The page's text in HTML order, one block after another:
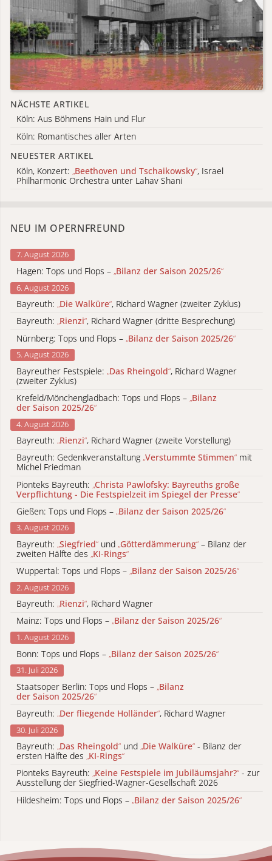
NÄCHSTE ARTIKEL
Köln: Aus Böhmens Hain und Flur
Köln: Romantisches aller Arten
NEUESTER ARTIKEL
Köln, Konzert: „Beethoven und Tschaikowsky“, Israel
Philharmonic Orchestra unter Lahav Shani
NEU IM OPERNFREUND
7. August 2026
Hagen: Tops und Flops – „Bilanz der Saison 2025/26“
6. August 2026
Bayreuth: „Die Walküre“, Richard Wagner (zweiter Zyklus)
Bayreuth: „Rienzi“, Richard Wagner (dritte Besprechung)
Nürnberg: Tops und Flops – „Bilanz der Saison 2025/26“
5. August 2026
Bayreuther Festspiele: „Das Rheingold“, Richard Wagner
(zweiter Zyklus)
Krefeld/Mönchengladbach: Tops und Flops – „Bilanz
der Saison 2025/26“
4. August 2026
Bayreuth: „Rienzi“, Richard Wagner (zweite Vorstellung)
Bayreuth: Gedenkveranstaltung „Verstummte Stimmen“ mit
Michel Friedman
Pionteks Bayreuth: „Christa Pawlofsky: Bayreuths große
Verpflichtung - Die Festspielzeit im Spiegel der Presse“
Gießen: Tops und Flops – „Bilanz der Saison 2025/26“
3. August 2026
Bayreuth: „Siegfried“ und „Götterdämmerung“ – Bilanz der
zweiten Hälfte des „KI-Rings“
Wuppertal: Tops und Flops – „Bilanz der Saison 2025/26“
2. August 2026
Bayreuth: „Rienzi“, Richard Wagner
Mainz: Tops und Flops – „Bilanz der Saison 2025/26“
1. August 2026
Bonn: Tops und Flops – „Bilanz der Saison 2025/26“
31. Juli 2026
Staatsoper Berlin: Tops und Flops – „Bilanz
der Saison 2025/26“
Bayreuth: „Der fliegende Holländer“, Richard Wagner
30. Juli 2026
Bayreuth: „Das Rheingold“ und „Die Walküre“ - Bilanz der
ersten Hälfte des „KI-Rings“
Pionteks Bayreuth: „Keine Festspiele im Jubiläumsjahr?“ - zur
Ausstellung der Siegfried-Wagner-Gesellschaft 2026
Hildesheim: Tops und Flops – „Bilanz der Saison 2025/26“